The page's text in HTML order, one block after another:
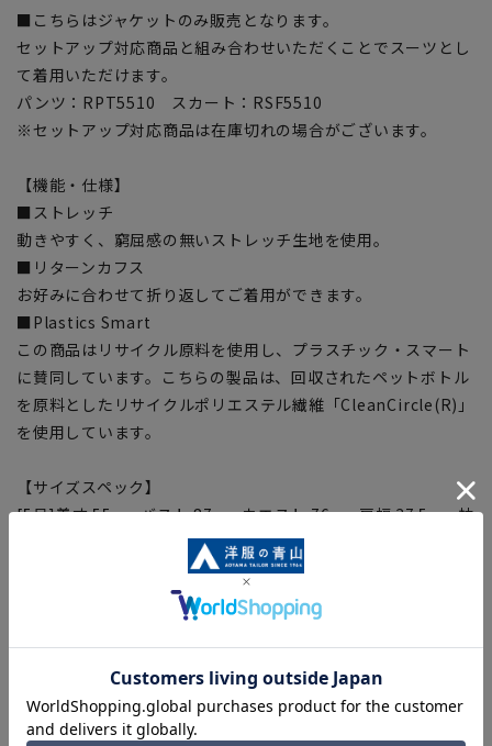
■こちらはジャケットのみ販売となります。
セットアップ対応商品と組み合わせいただくことでスーツとし
て着用いただけます。
パンツ：RPT5510 スカート：RSF5510
※セットアップ対応商品は在庫切れの場合がございます。
【機能・仕様】
■ストレッチ
動きやすく、窮屈感の無いストレッチ生地を使用。
■リターンカフス
お好みに合わせて折り返してご着用ができます。
■Plastics Smart
この商品はリサイクル原料を使用し、プラスチック・スマート
に賛同しています。こちらの製品は、回収されたペットボトル
を原料としたリサイクルポリエステル繊維「CleanCircle(R)」
を使用しています。
【サイズスペック】
[5号]着丈:55cm バスト:87cm ウエスト:76cm 肩幅:37.5cm 袖
[7号]着丈:56cm バスト:90cm ウエスト:79cm 肩幅:38cm 袖
[9号]着丈:57cm バスト:93cm ウエスト:82cm 肩幅:38.5cm 袖
丈:58.5cm
[11号]着丈:58cm バスト:96cm ウエスト:85cm 肩幅:39cm 袖
丈:59cm
[13号]着丈:59cm バスト:99cm ウエスト:88cm 肩幅:39.5m 袖